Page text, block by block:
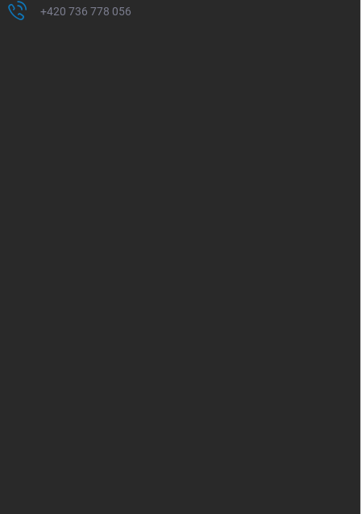
+420 736 778 056